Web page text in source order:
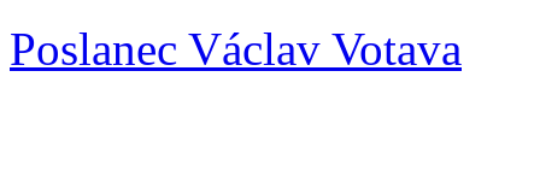
Poslanec Václav Votava